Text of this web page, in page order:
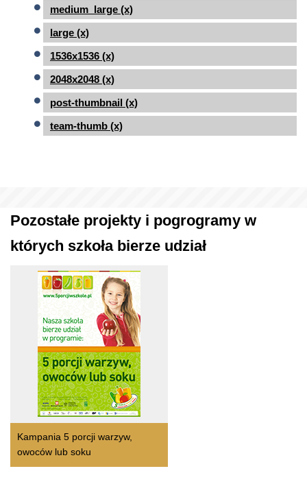
medium_large (x)
large (x)
1536x1536 (x)
2048x2048 (x)
post-thumbnail (x)
team-thumb (x)
Pozostałe projekty i pogrogramy w
których szkoła bierze udział
Kampania 5 porcji warzyw,
owoców lub soku